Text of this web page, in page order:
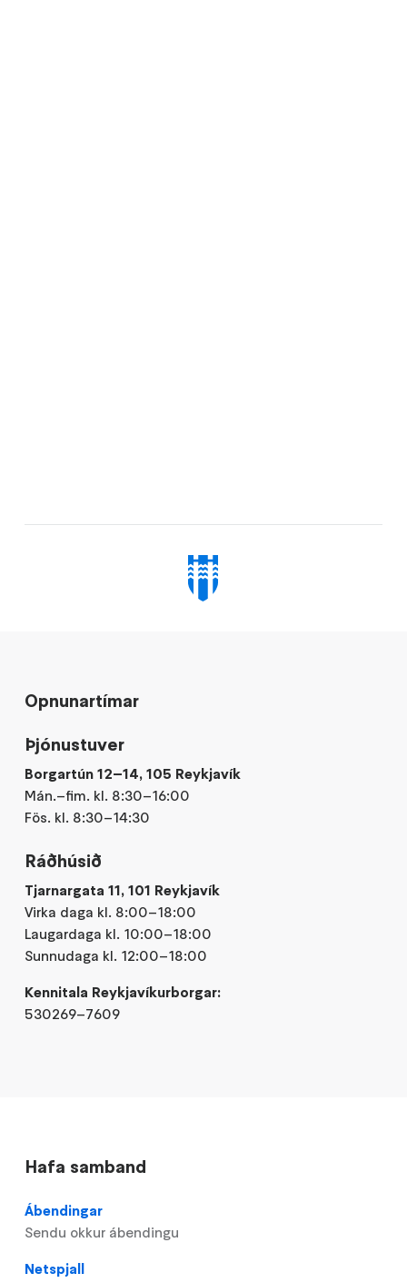
Opnunartímar
Þjónustuver
Borgartún 12–14, 105 Reykjavík
Mán.–fim. kl. 8:30–16:00
Fös. kl. 8:30–14:30
Ráðhúsið
Tjarnargata 11, 101 Reykjavík
Virka daga kl. 8:00–18:00
Laugardaga kl. 10:00–18:00
Sunnudaga kl. 12:00–18:00
Kennitala Reykjavíkurborgar:
530269–7609
Hafa samband
Ábendingar
Sendu okkur ábendingu
Netspjall